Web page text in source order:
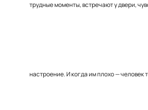
трудные моменты, встречают у двери,
настроение. И когда им плохо — человек